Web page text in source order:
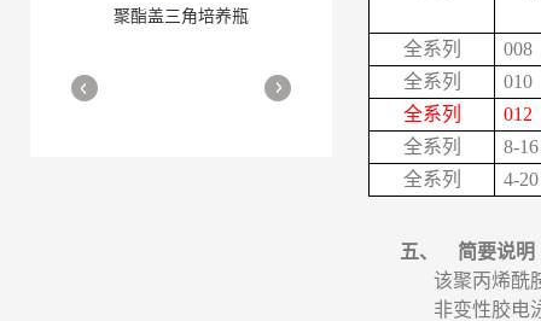
聚酯盖三角培养瓶
More
全系列
008
全系列
010
全系列
012
全系列
8-16
全系列
4-20
五、
简要说明
该聚丙烯酰
非变性胶电